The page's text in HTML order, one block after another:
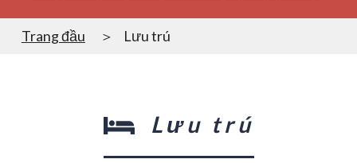
Trang đầu Lưu trú
Lưu trú